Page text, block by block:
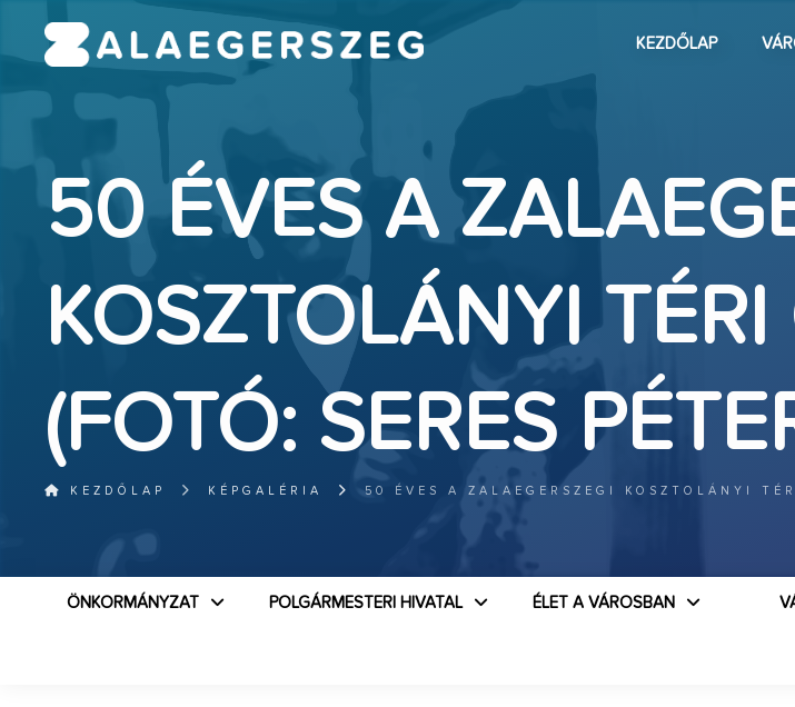
KEZDŐLAP
50 ÉVES A
KOSZTOLÁNYI
(FOTÓ: SERES
KEZDŐLAP KÉPGALÉRIA 50 ÉVES A ZALAEGERSZEGI KOSZTOLÁNYI
ÖNKORMÁNYZAT POLGÁRMESTERI HIVATAL ÉLET A VÁROSBAN